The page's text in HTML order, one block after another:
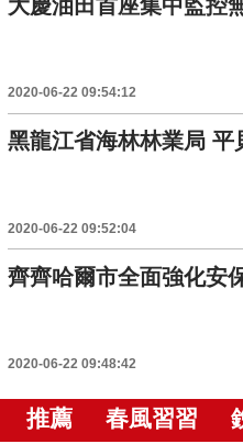
大慶油田首座集中監控
2020-06-22 09:54:12
黑龍江省海林林業局 平
2020-06-22 09:52:04
齊齊哈爾市全面強化安
2020-06-22 09:48:42
推薦 春風習習